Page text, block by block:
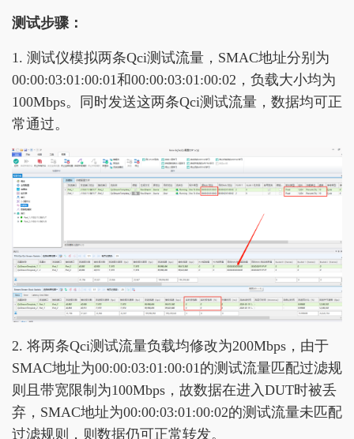
测试步骤：
1. 测试仪模拟两条Qci测试流量，SMAC地址分别为
00:00:03:01:00:01和00:00:03:01:00:02，负载大小均为
100Mbps。同时发送这两条Qci测试流量，数据均可正
常通过。
2. 将两条Qci测试流量负载均修改为200Mbps，由于
SMAC地址为00:00:03:01:00:01的测试流量匹配过滤规
则且带宽限制为100Mbps，故数据在进入DUT时被丢
弃，SMAC地址为00:00:03:01:00:02的测试流量未匹配
过滤规则，则数据仍可正常转发。